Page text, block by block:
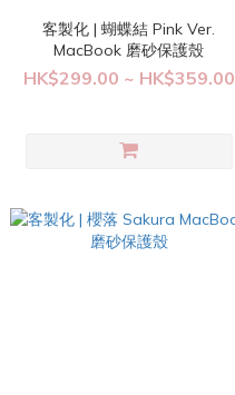
客製化 | 蝴蝶結 Pink Ver.
MacBook 磨砂保護殼
HK$299.00 ~ HK$359.00